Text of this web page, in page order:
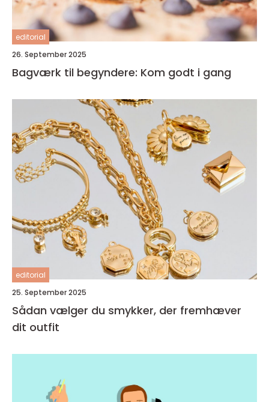
editorial
26. September 2025
Bagværk til begyndere: Kom godt i gang
editorial
25. September 2025
Sådan vælger du smykker, der fremhæver
dit outfit